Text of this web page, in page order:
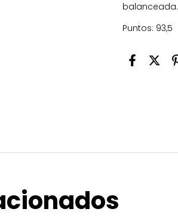
balanceada.
Puntos: 93,5